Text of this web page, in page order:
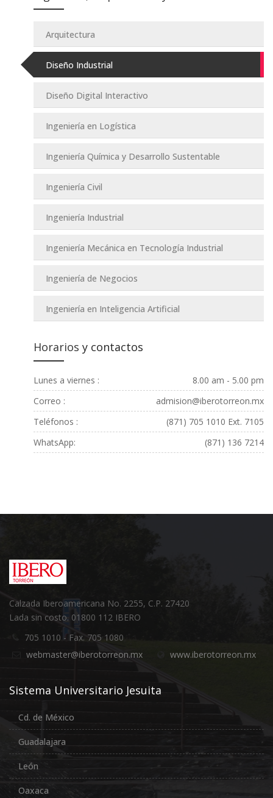
Arquitectura
Diseño Industrial
Diseño Digital Interactivo
Ingeniería en Logística
Ingeniería Química y Desarrollo Sustentable
Ingeniería Civil
Ingeniería Industrial
Ingeniería Mecánica en Tecnología Industrial
Ingeniería de Negocios
Ingeniería en Inteligencia Artificial
Horarios y contactos
Lunes a viernes :
8.00 am - 5.00 pm
Correo :
admision@iberotorreon.mx
Teléfonos :
(871) 705 1010 Ext. 7105
WhatsApp:
(871) 136 7214
Calzada Iberoamericana No. 2255, C.P. 27420
Lada sin costo. 01800 112 IBERO
705 1010 - Fax. 705 1080
webmaster@iberotorreon.mx
www.iberotorreon.mx
Sistema Universitario Jesuita
Cd. de México
Guadalajara
León
Oaxaca